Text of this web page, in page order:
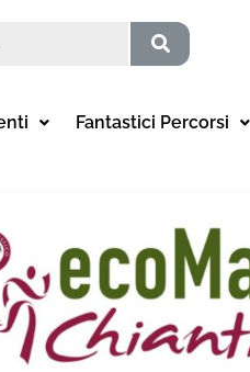
Fantastici Percorsi